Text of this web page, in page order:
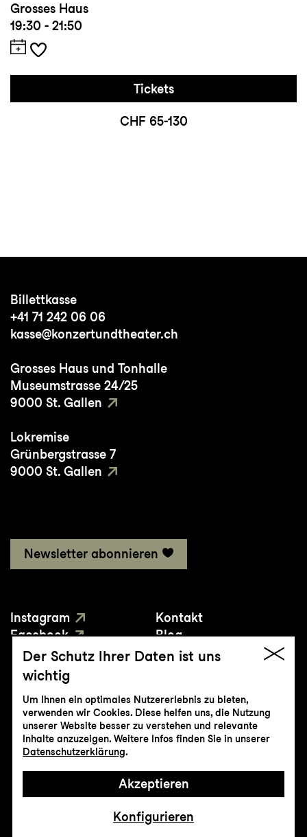
Grosses Haus
19:30 - 21:50
Tickets
CHF 65-130
Billettkasse
+41 71 242 06 06
kasse@konzertundtheater.ch
Grosses Haus und Tonhalle
Museumstrasse 24/25
9000 St. Gallen
Lokremise
Grünbergstrasse 7
9000 St. Gallen
Newsletter abonnieren
Instagram
Facebook
YouTube
Kontakt
Blog
Presse
© Genossenschaft Konzert und Theater
St.Gallen
Impressum
Datenschutz AGB Intranet
Der Schutz Ihrer Daten ist uns
wichtig
Um Ihnen ein optimales Nutzererlebnis zu bieten,
verwenden wir Cookies. Diese helfen uns, die Nutzung
unserer Website besser zu verstehen und relevante
Inhalte anzuzeigen. Weitere Infos finden Sie in unserer
Datenschutzerklärung.
Akzeptieren
Konfigurieren